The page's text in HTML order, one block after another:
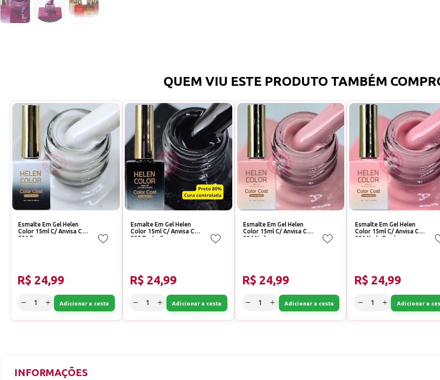
QUEM VIU ESTE PRODUTO TAMBÉM
Esmalte Em Gel Helen
Color 15ml C/ Anvisa Cor:
001 Branco
R$ 24,99
Adicionar a cesta
Esmalte Em Gel Helen
Color 15ml C/ Anvisa Cor:
002 Preto Suave
R$ 24,99
Adicionar a cesta
Esmalte Em Gel Helen
Color 15ml C/ Anvisa Cor:
004 Nude
R$ 24,99
Adicionar a cesta
Esmalte Em Gel Helen
Color 15ml C/ Anvisa Cor:
006 Nude Rosé
R$ 24,99
Adicionar a
INFORMAÇÕES